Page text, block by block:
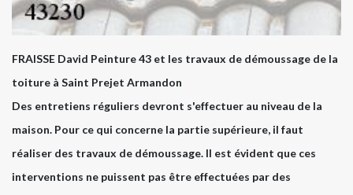
FRAISSE David Peinture 43 et les travaux de démoussage de la
toiture à Saint Prejet Armandon
Des entretiens réguliers devront s'effectuer au niveau de la
maison. Pour ce qui concerne la partie supérieure, il faut
réaliser des travaux de démoussage. Il est évident que ces
interventions ne puissent pas être effectuées par des